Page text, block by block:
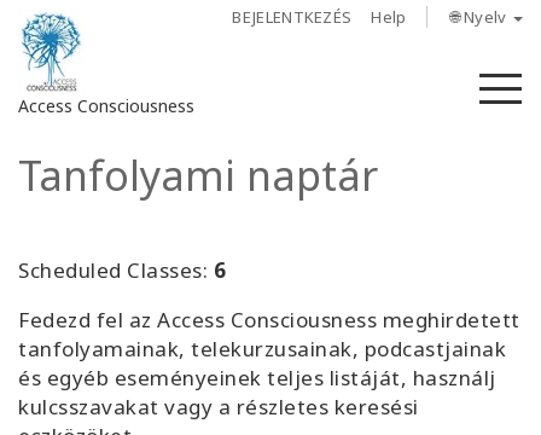
BEJELENTKEZÉS Help 🌐 Nyelv
Access Consciousness
Bejelentkezés
Access
Bars
Tanfolyami naptár
Scheduled Classes: 6
Fedezd fel az Access Consciousness meghirdetett
tanfolyamainak, telekurzusainak, podcastjainak
és egyéb eseményeinek teljes listáját, használj
kulcsszavakat vagy a részletes keresési